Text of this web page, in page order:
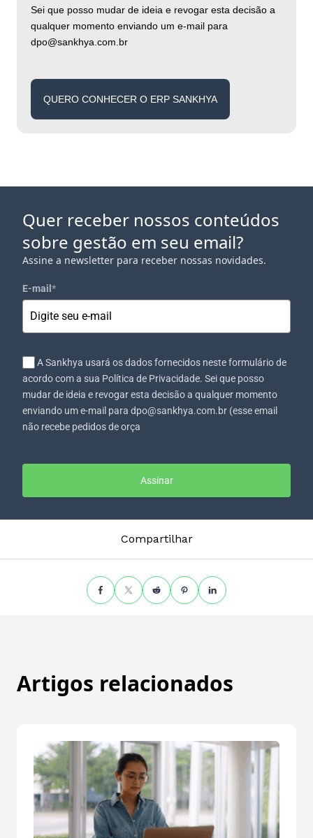
Sei que posso mudar de ideia e revogar esta decisão a
qualquer momento enviando um e-mail para
dpo@sankhya.com.br
QUERO CONHECER O ERP SANKHYA
Quer receber nossos conteúdos
sobre gestão em seu email?
Assine a newsletter para receber nossas novidades.
E-mail*
A Sankhya usará os dados fornecidos neste formulário de
acordo com a sua Política de Privacidade. Sei que posso
mudar de ideia e revogar esta decisão a qualquer momento
enviando um e-mail para dpo@sankhya.com.br (esse email
não recebe pedidos de orça
Assinar
Compartilhar
Artigos relacionados